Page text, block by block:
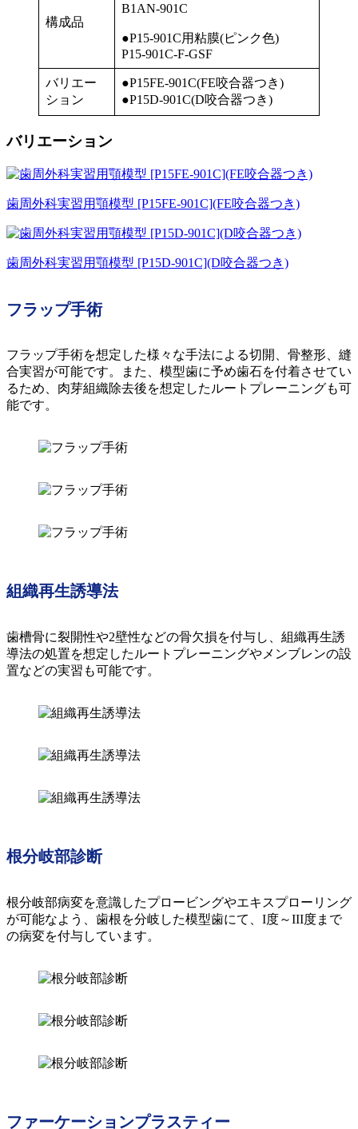
構成品
B1AN-901C
●P15-901C用粘膜(ピンク色)
P15-901C-F-GSF
バリエー
ション
●P15FE-901C(FE咬合器つき)
●P15D-901C(D咬合器つき)
バリエーション
歯周外科実習用顎模型 [P15FE-901C](FE咬合器つき)
歯周外科実習用顎模型 [P15D-901C](D咬合器つき)
フラップ手術
フラップ手術を想定した様々な手法による切開、骨整形、縫
合実習が可能です。また、模型歯に予め歯石を付着させてい
るため、肉芽組織除去後を想定したルートプレーニングも可
能です。
組織再生誘導法
歯槽骨に裂開性や2壁性などの骨欠損を付与し、組織再生誘
導法の処置を想定したルートプレーニングやメンブレンの設
置などの実習も可能です。
根分岐部診断
根分岐部病変を意識したプロービングやエキスプローリング
が可能なよう、歯根を分岐した模型歯にて、I度～III度まで
の病変を付与しています。
ファーケーションプラスティー